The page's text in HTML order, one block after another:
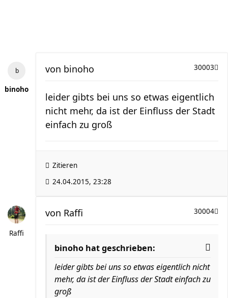
binoho
30003
von binoho
leider gibts bei uns so etwas eigentlich
nicht mehr, da ist der Einfluss der Stadt
einfach zu groß
Zitieren
24.04.2015, 23:28
Raffi
30004
von Raffi
binoho hat geschrieben:
leider gibts bei uns so etwas eigentlich nicht
mehr, da ist der Einfluss der Stadt einfach zu
groß